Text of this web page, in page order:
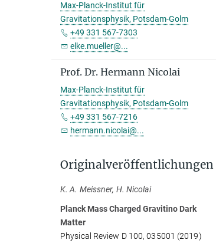
Max-Planck-Institut für
Gravitationsphysik, Potsdam-Golm
+49 331 567-7303
elke.mueller@...
Prof. Dr. Hermann Nicolai
Max-Planck-Institut für
Gravitationsphysik, Potsdam-Golm
+49 331 567-7216
hermann.nicolai@...
Originalveröffentlichungen
K. A. Meissner, H. Nicolai
Planck Mass Charged Gravitino Dark
Matter
Physical Review D 100, 035001 (2019)